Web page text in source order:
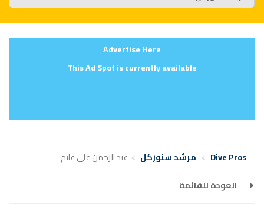
Advertise Here
This Ad Spot is currently available
Dive Pros مرشد سنوركل
عبد الرحمن على غانم
العودة للقائمة